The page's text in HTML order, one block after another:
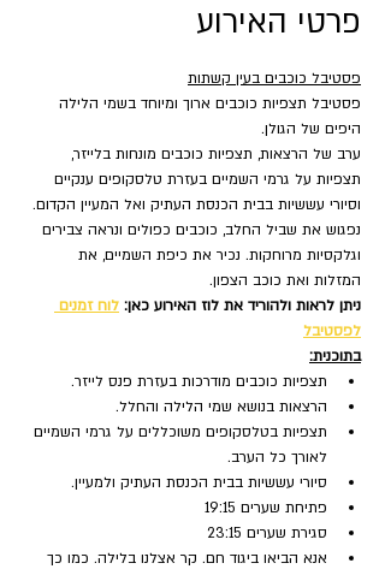
פרטי האירוע
פסטיבל כוכבים בעין קשתות
פסטיבל תצפיות כוכבים ארוך ומיוחד בשמי הלילה
היפים של הגולן.
ערב של הרצאות, תצפיות כוכבים מונחות בלייזר,
תצפיות על גרמי השמיים בעזרת טלסקופים ענקיים
וסיורי עששיות בבית הכנסת העתיק ואל המעיין הקדום.
נפגוש את שביל החלב, כוכבים כפולים ונראה צבירים
וגלקסיות מרוחקות. נכיר את כיפת השמיים, את
המזלות ואת כוכב הצפון.
ניתן לראות ולהוריד את לוז האירוע כאן: לוח זמנים
לפסטיבל
בתוכנית:
תצפיות כוכבים מודרכות בעזרת פנס לייזר.
הרצאות בנושא שמי הלילה והחלל.
תצפיות בטלסקופים משוכללים על גרמי השמיים
לאורך כל הערב.
סיורי עששיות בבית הכנסת העתיק ולמעיין.
פתיחת שערים 19:15
סגירת שערים 23:15
אנא הביאו ביגוד חם. קר אצלנו בלילה. כמו כך